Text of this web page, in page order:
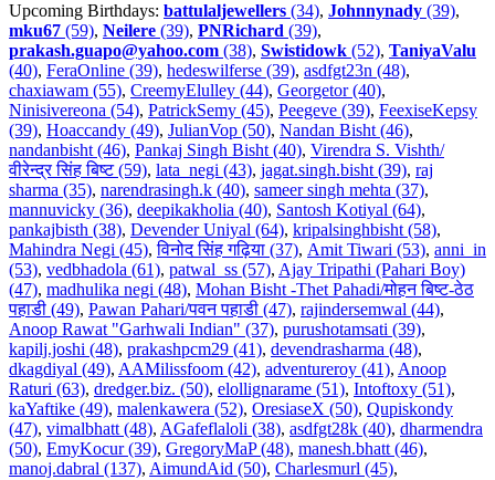
Upcoming Birthdays: battulaljewellers (34), Johnnynady (39),
mku67 (59), Neilere (39), PNRichard (39),
prakash.guapo@yahoo.com (38), Swistidowk (52), TaniyaValu
(40), FeraOnline (39), hedeswilferse (39), asdfgt23n (48),
chaxiawam (55), CreemyElulley (44), Georgetor (40),
Ninisivereona (54), PatrickSemy (45), Peegeve (39), FeexiseKepsy
(39), Hoaccandy (49), JulianVop (50), Nandan Bisht (46),
nandanbisht (46), Pankaj Singh Bisht (40), Virendra S. Vishth/
वीरेन्द्र सिंह बिष्ट (59), lata_negi (43), jagat.singh.bisht (39), raj
sharma (35), narendrasingh.k (40), sameer singh mehta (37),
mannuvicky (36), deepikakholia (40), Santosh Kotiyal (64),
pankajbisth (38), Devender Uniyal (64), kripalsinghbisht (58),
Mahindra Negi (45),विनोद सिंह गढ़िया (37), Amit Tiwari (53), anni_in
(53), vedbhadola (61), patwal_ss (57), Ajay Tripathi (Pahari Boy)
(47), madhulika negi (48), Mohan Bisht -Thet Pahadi/मोहन बिष्ट-ठेठ
पहाडी (49), Pawan Pahari/पवन पहाडी (47), rajindersemwal (44),
Anoop Rawat "Garhwali Indian" (37), purushotamsati (39),
kapilj.joshi (48), prakashpcm29 (41), devendrasharma (48),
dkagdiyal (49), AAMilissfoom (42), adventureroy (41), Anoop
Raturi (63), dredger.biz. (50), elollignarame (51), Intoftoxy (51),
kaYaftike (49), malenkawera (52), OresiaseX (50), Qupiskondy
(47), vimalbhatt (48), AGafeflaloli (38), asdfgt28k (40), dharmendra
(50), EmyKocur (39), GregoryMaP (48), manesh.bhatt (46),
manoj.dabral (137), AimundAid (50), Charlesmurl (45),